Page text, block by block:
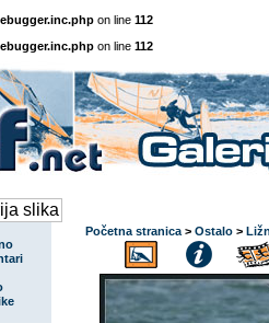
on line 112
on line 112
Početna stranica > Ostalo >